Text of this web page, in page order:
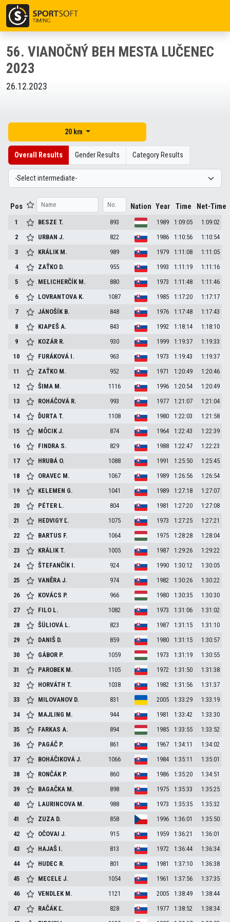
56. VIANOČNÝ BEH MESTA LUČENEC
2023
26.12.2023
20 km
Overall Results Gender Results Category Results
Pos Nation Year Time Net-Time
1 BESZE T. 893 1989 1:09:05
1:09:02
2
URBANJ. 822 1986 1:10:56
1:10:54
3
KRÁLIK M. 989 1979 1:11:08
1:11:05
4
ZAŤKO D. 955 1993 1:11:19
1:11:16
5
MELICHERČÍK M. 880 1973 1:11:48
1:11:46
6
LOVRANTOVA K. 1087 1985 1:17:20
1:17:17
7
JÁNOŠÍK B. 848 1976 1:17:48
1:17:43
8
KIAPEŠA. 843 1992 1:18:14
1:18:10
9
KOZÁR R. 930 1999 1:19:37
1:19:33
10
FURÁKOVÁ I. 963 1973 1:19:43
1:19:37
11
ZAŤKO M. 952 1971 1:20:49
1:20:46
12
ŠIMA M. 1116 1996 1:20:54
1:20:49
13
ROHÁČOVÁ R. 993 1977 1:21:07
1:21:04
14
ĎURTA T. 1108 1980 1:22:03
1:21:58
15
MÔCIKJ. 874 1964 1:22:43
1:22:39
16
FINDRA S. 829 1988 1:22:47
1:22:23
17
HRUBÁ O. 1088 1991 1:25:50
1:25:45
18
ORAVEC M. 1067 1989 1:26:56
1:26:54
19
KELEMEN G. 1041 1989 1:27:18
1:27:07
20
PÉTER L. 804 1981 1:27:20
1:27:08
21
HEDVIGYĽ. 1075 1973 1:27:25
1:27:21
22
BARTUS F. 1064 1975 1:28:28
1:28:04
23
KRÁLIK T. 1005 1987 1:29:26
1:29:22
24
ŠTEFANČÍK I. 924 1990 1:30:12
1:30:05
25
VANĚRAJ. 974 1982 1:30:26
1:30:22
26
KOVÁCS P. 966 1980 1:30:35
1:30:30
27
FILO L. 1082 1973 1:31:06
1:31:02
28
ŠÜLIOVÁ L. 823 1987 1:31:15
1:31:10
29
DANIŠ D. 859 1980 1:31:15
1:30:57
30
GÁBOR P. 1059 1973 1:31:19
1:30:55
31
PAROBEK M. 1105 1972 1:31:50
1:31:38
32
HORVÁTH T. 1038 1982 1:31:56
1:31:37
33
MILOVANOV D. 831 2005 1:33:29
1:33:19
34
MAJLING M. 944 1981 1:33:42
1:33:30
35
FARKASA. 894 1985 1:33:55
1:33:52
36
PAGÁČ P. 861 1967 1:34:11
1:34:02
37
BOHÁČIKOVÁJ. 1066 1984 1:35:11
1:35:01
38
RONČÁK P. 860 1986 1:35:20
1:34:51
39
BAGAČKA M. 898 1975 1:35:33
1:35:25
40
LAURINCOVA M. 988 1973 1:35:35
1:35:32
41
ZUZA D. 858 1996 1:36:01
1:35:50
42
OČOVAIJ. 915 1959 1:36:21
1:36:01
43
HAJAŠ I. 813 1972 1:36:44
1:36:34
44
HUDEC R. 801 1981 1:37:10
1:36:38
45
MECELEJ. 1054 1961 1:37:56
1:37:35
46
VENDLEK M. 1121 2005 1:38:49
1:38:44
47
RAČÁKĽ. 828 1977 1:38:52
1:38:34